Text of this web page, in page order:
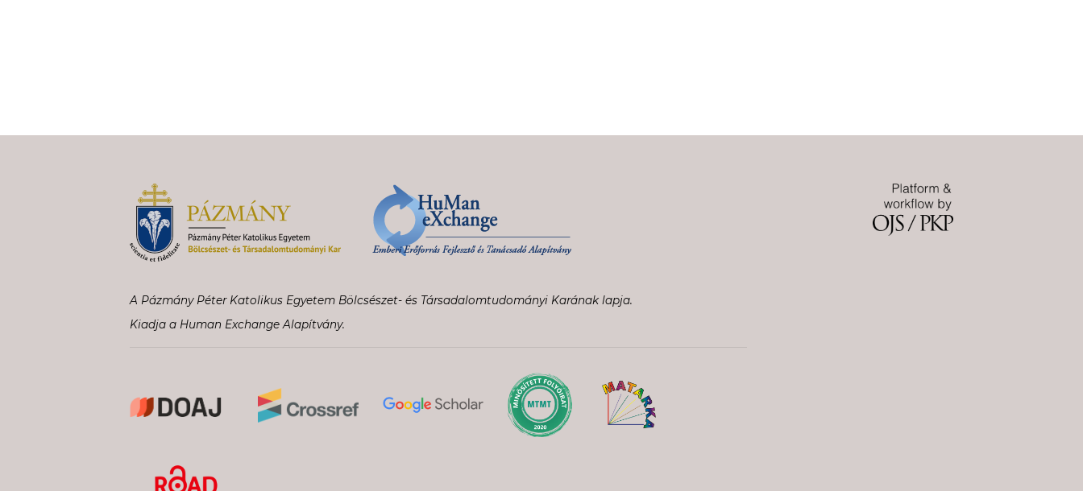
A Pázmány Péter Katolikus Egyetem Bölcsészet- és Társadalomtudományi Karának lapja.
Kiadja a Human Exchange Alapítvány.